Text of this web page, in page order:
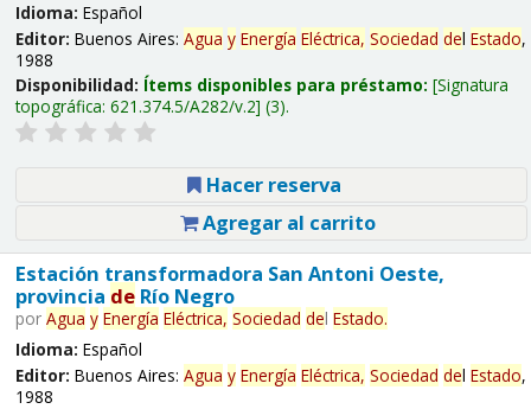
Idioma: Español
Editor: Buenos Aires: Agua y Energía Eléctrica, Sociedad del Estado,
1988
Disponibilidad: Ítems disponibles para préstamo: Signatura
topográfica: 621.374.5/A282/v.2 (3).
Hacer reserva
Agregar al carrito
Estación transformadora San Antoni Oeste,
provincia deRío Negro
por Agua y Energía Eléctrica, Sociedad del Estado.
Idioma: Español
Editor: Buenos Aires: Agua y Energía Eléctrica, Sociedad del Estado,
1988